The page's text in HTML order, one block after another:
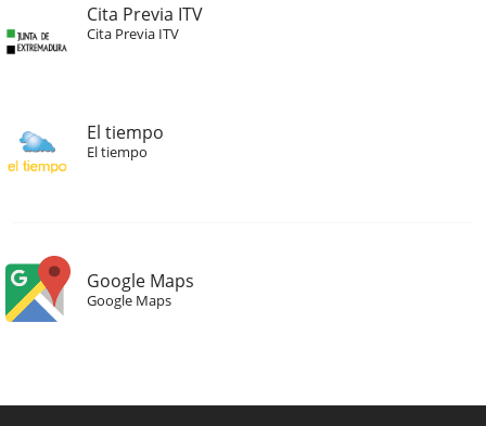
Cita Previa ITV
Cita Previa ITV
El tiempo
El tiempo
Google Maps
Google Maps